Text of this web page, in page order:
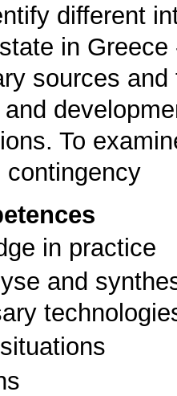
different
in
sources
To
in practice
and